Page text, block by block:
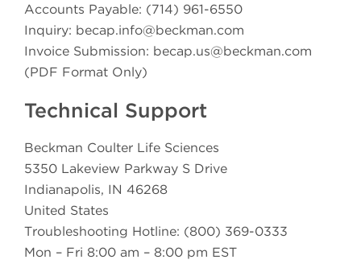
Accounts Payable: (714) 961-6550
Inquiry: becap.info@beckman.com
Invoice Submission: becap.us@beckman.com
(PDF Format Only)
Technical Support
Beckman Coulter Life Sciences
5350 Lakeview Parkway S Drive
Indianapolis, IN 46268
United States
Troubleshooting Hotline: (800) 369-0333
Mon – Fri 8:00 am – 8:00 pm EST